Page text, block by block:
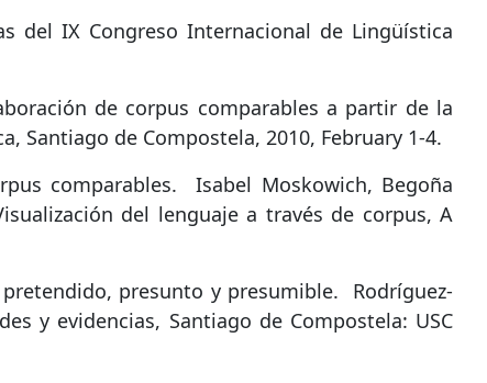
del IX Congreso Internacional de Lingüística
de corpus comparables a partir de la
Santiago de Compostela, 2010, February 1-4.
comparables.Isabel Moskowich, Begoña
del lenguaje a través de corpus, A
presunto y presumible. Rodríguez-
y evidencias, Santiago de Compostela: USC